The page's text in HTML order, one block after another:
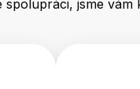
jsme vám